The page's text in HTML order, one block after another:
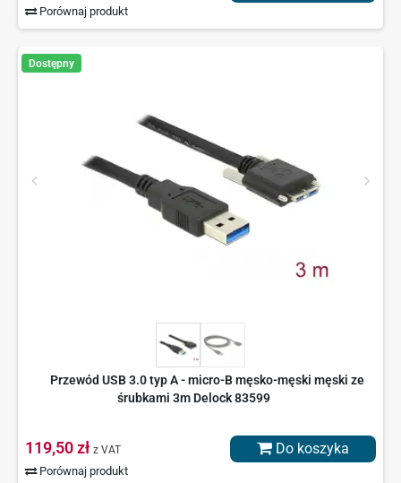
Porównaj produkt
Dostępny
Przewód USB 3.0 typ A - micro-B męsko-męski męski ze
śrubkami 3m Delock 83599
119,50 zł z VAT
Porównaj produkt
Do koszyka